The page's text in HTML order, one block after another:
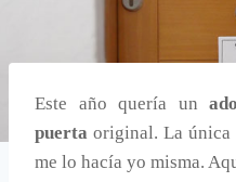
Este año quería un
puerta original. La única
me lo hacía yo misma.